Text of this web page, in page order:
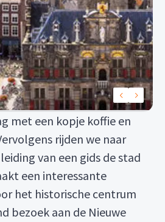
met een kopje koffie en
rijden we naar
van een gids de stad
een interessante
het historische centrum
bezoek aan de Nieuwe